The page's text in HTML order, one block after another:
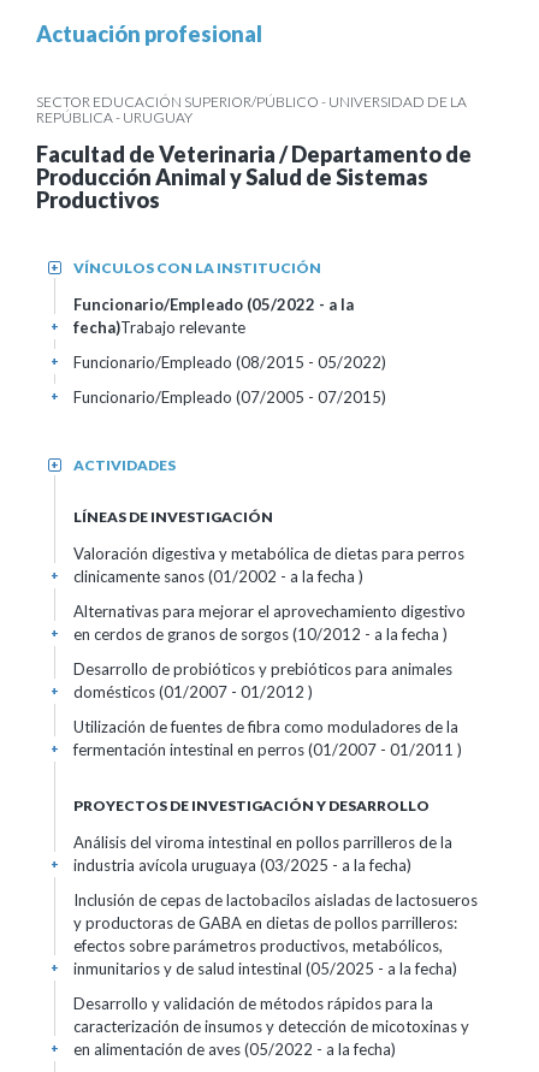
Actuación profesional
SECTOR EDUCACIÓN SUPERIOR/PÚBLICO - UNIVERSIDAD DE LA
REPÚBLICA - URUGUAY
Facultad de Veterinaria / Departamento de
Producción Animal y Salud de Sistemas
Productivos
VÍNCULOS CON LA INSTITUCIÓN
+
Funcionario/Empleado (05/2022 - a la
fecha)Trabajo relevante
+
Funcionario/Empleado (08/2015 - 05/2022)
+
Funcionario/Empleado (07/2005 - 07/2015)
+
ACTIVIDADES
+
LÍNEAS DE INVESTIGACIÓN
Valoración digestiva y metabólica de dietas para perros
clinicamente sanos (01/2002 - a la fecha )
+
Alternativas para mejorar el aprovechamiento digestivo
en cerdos de granos de sorgos (10/2012 - a la fecha )
+
Desarrollo de probióticos y prebióticos para animales
domésticos (01/2007 - 01/2012 )
+
Utilización de fuentes de fibra como moduladores de la
fermentación intestinal en perros (01/2007 - 01/2011 )
+
PROYECTOS DE INVESTIGACIÓN Y DESARROLLO
Análisis del viroma intestinal en pollos parrilleros de la
industria avícola uruguaya (03/2025 - a la fecha)
+
Inclusión de cepas de lactobacilos aisladas de lactosueros
y productoras de GABA en dietas de pollos parrilleros:
efectos sobre parámetros productivos, metabólicos,
inmunitarios y de salud intestinal (05/2025 - a la fecha)
+
Desarrollo y validación de métodos rápidos para la
caracterización de insumos y detección de micotoxinas y
en alimentación de aves (05/2022 - a la fecha)
+